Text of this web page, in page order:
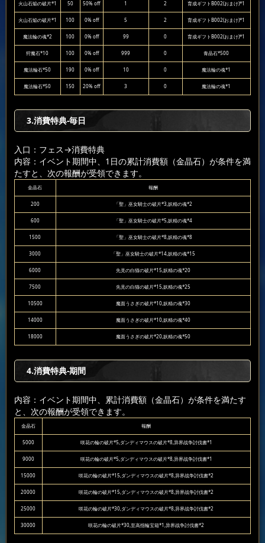
火山石焔の破片*1 50 50% off 1 2 育成ギフトB002(おまけ)*1
火山石焔の破片*1 100 0% off 5 2 育成ギフトB002(おまけ)*1
魔法輪の魂*2 100 0% off 99 0 育成ギフトB002(おまけ)*1
狩魔石*10 100 0% off 999 0 青晶石*500
魔法輪石*50 190 0% off 10 0 魔法輪の魂*1
魔法輪石*50 150 20% off 3 0 魔法輪の魂*1
3.消費特典-毎日
入口：フェス→消費特典
内容：イベント期間中、1日の累計消費額（金晶石）が条件を満
たすと、次の報酬が受領できます。
金晶石 報酬
200 「聖」巫女騎士の破片*3,妖精の魂*2
600 「聖」巫女騎士の破片*5,妖精の魂*4
1500 「聖」巫女騎士の破片*8,妖精の魂*8
3000 「聖」巫女騎士の破片*14,妖精の魂*15
6000 先見の白猫の破片*15,妖精の魂*20
7500 先見の白猫の破片*15,妖精の魂*25
10500 魔面うさぎの破片*10,妖精の魂*30
14000 魔面うさぎの破片*10,妖精の魂*40
18000 魔面うさぎの破片*20,妖精の魂*50
4.消費特典-期間
内容：イベント期間中、累計消費額（金晶石）が条件を満たす
と、次の報酬が受領できます。
金晶石 報酬
5000 咲花の輪の破片*5,ダンディマウスの破片*8,异界战争討伐書*1
9000 咲花の輪の破片*5,ダンディマウスの破片*8,异界战争討伐書*1
15000 咲花の輪の破片*15,ダンディマウスの破片*8,异界战争討伐書*2
20000 咲花の輪の破片*15,ダンディマウスの破片*8,异界战争討伐書*2
25000 咲花の輪の破片*30,ダンディマウスの破片*8,异界战争討伐書*2
30000 咲花の輪の破片*30,至高指輪宝箱*1,异界战争討伐書*2